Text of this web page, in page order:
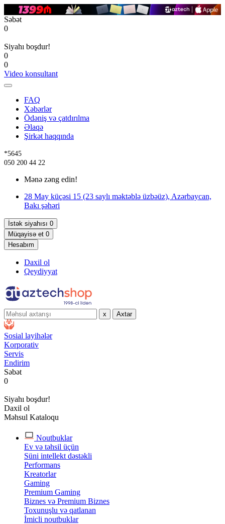
Səbət
0
Siyahı boşdur!
0
0
Video konsultant
FAQ
Xəbərlər
Ödəniş və çatdırılma
Əlaqə
Şirkət haqqında
*5645
050 200 44 22
Mənə zəng edin!
28 May küçəsi 15 (23 saylı məktəblə üzbəüz), Azərbaycan,
Bakı şəhəri
İstək siyahısı 0
Müqayisə et 0
Hesabım
Daxil ol
Qeydiyyat
x Axtar
Sosial layihələr
Korporativ
Servis
Endirim
Səbət
0
Siyahı boşdur!
Daxil ol
Məhsul Kataloqu
Noutbuklar
Ev və təhsil üçün
Süni intellekt dəstəkli
Performans
Kreatorlar
Gaming
Premium Gaming
Biznes və Premium Biznes
Toxunuşlu və qatlanan
İmicli noutbuklar